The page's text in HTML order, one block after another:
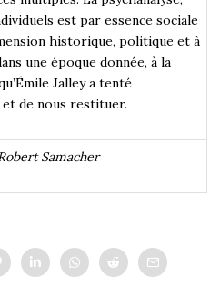
est par essence sociale
historique, politique et à
une époque donnée, à la
Jalley a tenté
de nous restituer.
Robert Samacher